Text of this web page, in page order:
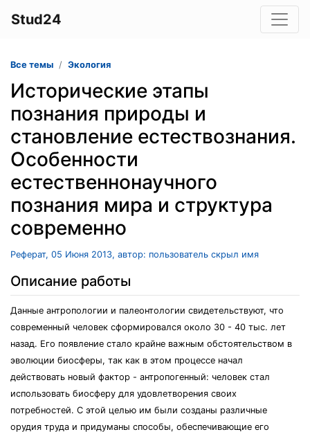
Stud24
Все темы Экология
Исторические этапы
познания природы и
становление естествознания.
Особенности
естественнонаучного
познания мира и структура
современно
Реферат, 05 Июня 2013, автор: пользователь скрыл имя
Описание работы
Данные антропологии и палеонтологии свидетельствуют, что
современный человек сформировался около 30 - 40 тыс. лет
назад. Его появление стало крайне важным обстоятельством в
эволюции биосферы, так как в этом процессе начал
действовать новый фактор - антропогенный: человек стал
использовать биосферу для удовлетворения своих
потребностей. С этой целью им были созданы различные
орудия труда и придуманы способы, обеспечивающие его